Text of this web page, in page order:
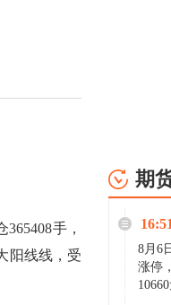
手，
阳线线，受
期
16:51
8月6
涨停